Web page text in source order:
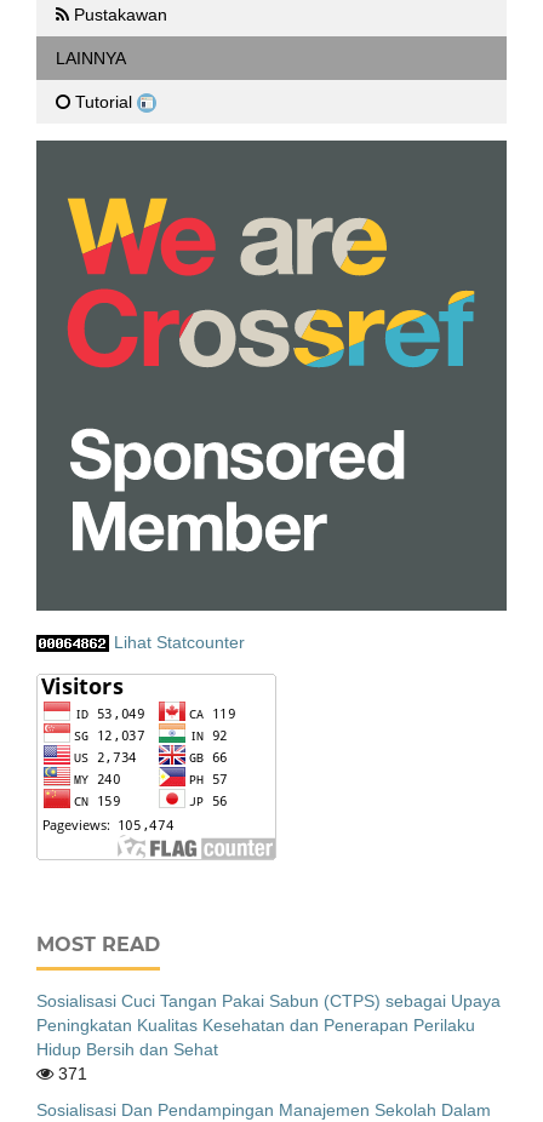
Pustakawan
LAINNYA
Tutorial
Lihat Statcounter
MOST READ
Sosialisasi Cuci Tangan Pakai Sabun (CTPS) sebagai Upaya
Peningkatan Kualitas Kesehatan dan Penerapan Perilaku
Hidup Bersih dan Sehat
371
Sosialisasi Dan Pendampingan Manajemen Sekolah Dalam